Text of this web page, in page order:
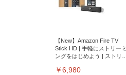
【New】Amazon Fire TV
Stick HD | 手軽にストリーミ
ングをはじめよう | ストリー
￥6,980